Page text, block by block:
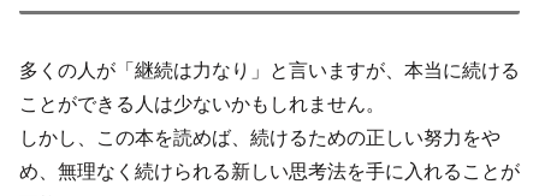
多くの人が「継続は力なり」と言いますが、本当に続ける
ことができる人は少ないかもしれません。
しかし、この本を読めば、続けるための正しい努力をや
め、無理なく続けられる新しい思考法を手に入れることが